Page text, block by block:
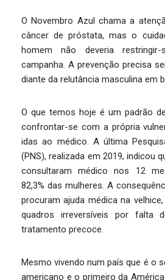
O Novembro Azul chama a
câncer de próstata, mas o
homem não deveria
campanha. A prevenção precisa
diante da relutância masculina em
O que temos hoje é um padrão
confrontar-se com a própria
idas ao médico. A última
(PNS), realizada em 2019, indicou
consultaram médico nos 12
82,3% das mulheres. A
procuram ajuda médica na
quadros irreversíveis por falta
tratamento precoce.
Mesmo vivendo num país que é o
americano e o primeiro da